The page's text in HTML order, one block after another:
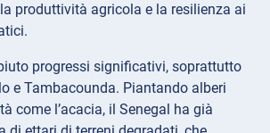
produttività agricola e la resilienza ai
progressi significativi, soprattutto
e Tambacounda. Piantando alberi
come l’acacia, il Senegal ha già